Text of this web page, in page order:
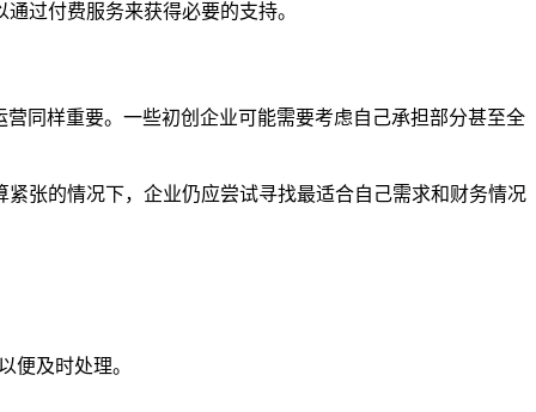
过付费服务来获得必要的支持。
同样重要。一些初创企业可能需要考虑自己承担部分甚至全
张的情况下，企业仍应尝试寻找最适合自己需求和财务情况
便及时处理。